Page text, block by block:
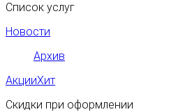
Список услуг
Новости
Архив
АкцииХит
Скидки при оформлении